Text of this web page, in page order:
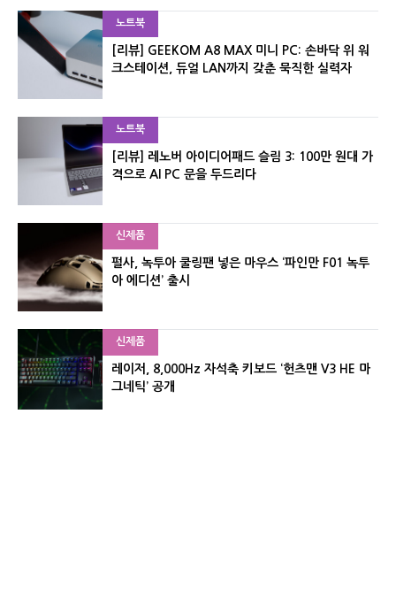
노트북
[리뷰] GEEKOM A8 MAX 미니 PC: 손바닥 위 워
크스테이션, 듀얼 LAN까지 갖춘 묵직한 실력자
노트북
[리뷰] 레노버 아이디어패드 슬림 3: 100만 원대 가
격으로 AI PC 문을 두드리다
신제품
펄사, 녹투아 쿨링팬 넣은 마우스 ‘파인만 F01 녹투
아 에디션’ 출시
신제품
레이저, 8,000Hz 자석축 키보드 ‘헌츠맨 V3 HE 마
그네틱’ 공개